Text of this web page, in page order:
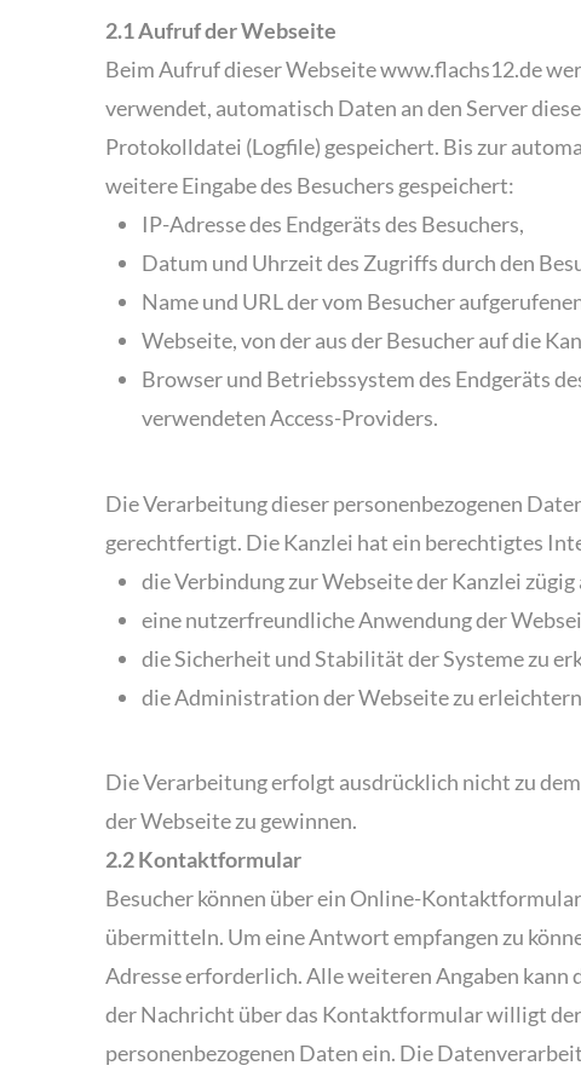
2.1 Aufruf der Webseite
Beim Aufruf dieser Webseite www.flachs12.de
verwendet, automatisch Daten an den Server
Protokolldatei (Logfile) gespeichert. Bis zur
weitere Eingabe des Besuchers gespeichert:
IP-Adresse des Endgeräts des Besuchers,
Datum und Uhrzeit des Zugriffs durch den
Name und URL der vom Besucher
Webseite, von der aus der Besucher auf die
Browser und Betriebssystem des Endgeräts
verwendeten Access-Providers.
Die Verarbeitung dieser personenbezogenen
gerechtfertigt. Die Kanzlei hat ein berechtigtes
die Verbindung zur Webseite der Kanzlei zügig
eine nutzerfreundliche Anwendung der
die Sicherheit und Stabilität der Systeme zu
die Administration der Webseite zu
Die Verarbeitung erfolgt ausdrücklich nicht zu
der Webseite zu gewinnen.
2.2 Kontaktformular
Besucher können über ein Online-
übermitteln. Um eine Antwort empfangen zu
Adresse erforderlich. Alle weiteren Angaben
der Nachricht über das Kontaktformular willigt
personenbezogenen Daten ein. Die